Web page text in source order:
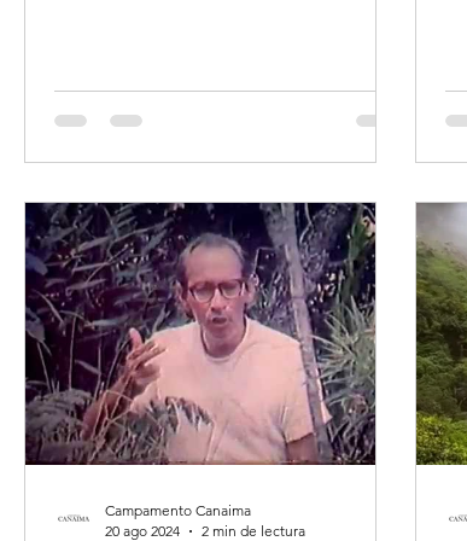
Campamento Canaima
20 ago 2024
2 min de lectura